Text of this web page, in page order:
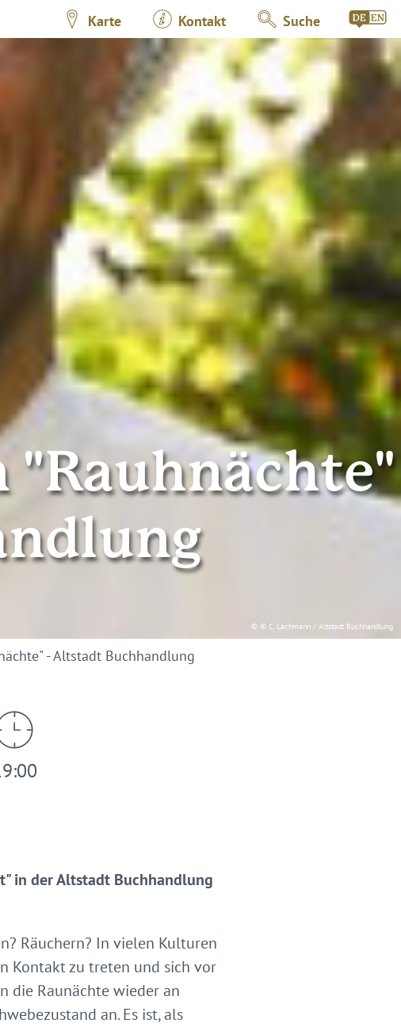
Karte Kontakt Suche
© © C. Lachmann / Altstadt Buchhandlung
"Rauhnächte"
- Altstadt Buchhandlung
in der Altstadt Buchhandlung
Räuchern? In vielen Kulturen
Kontakt zu treten und sich vor
die Raunächte wieder an
an. Es ist, als